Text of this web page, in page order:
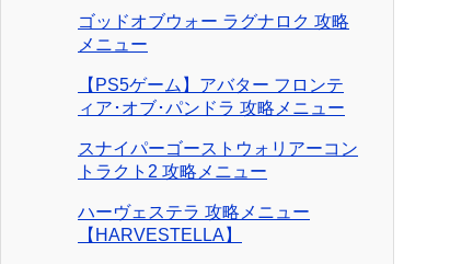
ゴッドオブウォー ラグナロク 攻略
メニュー
【PS5ゲーム】アバター フロンテ
ィア･オブ･パンドラ 攻略メニュー
スナイパーゴーストウォリアーコン
トラクト2 攻略メニュー
ハーヴェステラ 攻略メニュー
【HARVESTELLA】